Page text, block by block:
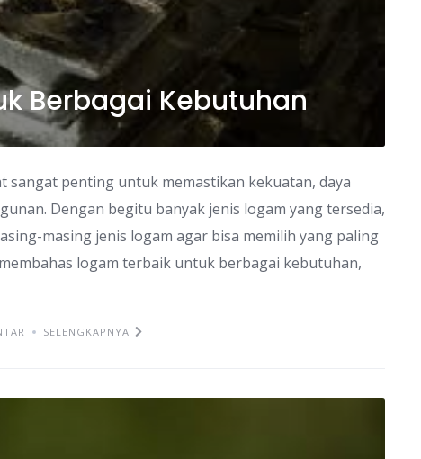
Berbagai Kebutuhan
sangat penting untuk memastikan kekuatan, daya
Dengan begitu banyak jenis logam yang tersedia,
masing jenis logam agar bisa memilih yang paling
logam terbaik untuk berbagai kebutuhan,
SELENGKAPNYA